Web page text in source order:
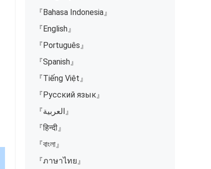
『Bahasa Indonesia』
『English』
『Português』
『Spanish』
『Tiếng Việt』
『Русский язык』
『العربية』
『हिन्दी』
『বাংলা』
『ภาษาไทย』